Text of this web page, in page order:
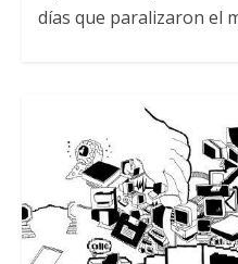
días que paralizaron el